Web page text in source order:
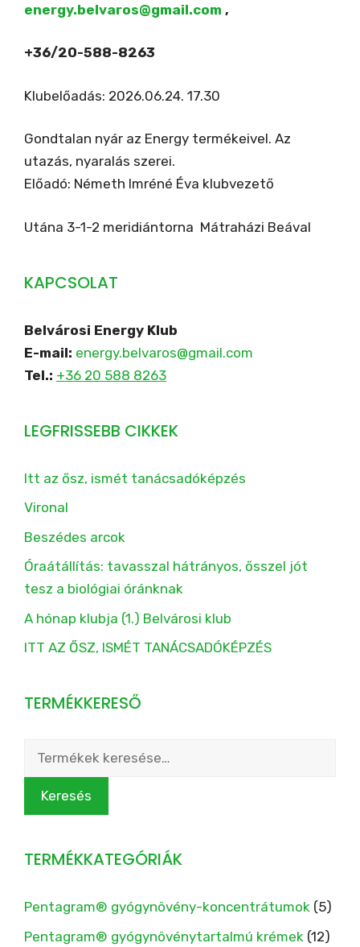
energy.belvaros@gmail.com ,
+36/20-588-8263
Klubelőadás: 2026.06.24. 17.30
Gondtalan nyár az Energy termékeivel. Az
utazás, nyaralás szerei.
Előadó: Németh Imréné Éva klubvezető
Utána 3-1-2 meridiántorna Mátraházi Beával
KAPCSOLAT
Belvárosi Energy Klub
E-mail: energy.belvaros@gmail.com
Tel.: +36 20 588 8263
LEGFRISSEBB CIKKEK
Itt az ősz, ismét tanácsadóképzés
Vironal
Beszédes arcok
Óraátállítás: tavasszal hátrányos, ősszel jót
tesz a biológiai óránknak
A hónap klubja (1.) Belvárosi klub
ITT AZ ŐSZ, ISMÉT TANÁCSADÓKÉPZÉS
TERMÉKKERESŐ
Keresés
következőre:
Keresés
TERMÉKKATEGÓRIÁK
Pentagram® gyógynövény-koncentrátumok (5)
Pentagram® gyógynövénytartalmú krémek (12)